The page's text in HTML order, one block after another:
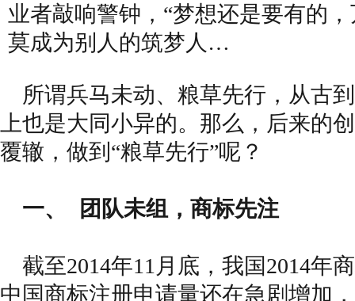
业者敲响警钟，“梦想还是要有的
莫成为别人的筑梦人…
所谓兵马未动、粮草先行，从古
上也是大同小异的。那么，后来的
覆辙，做到“粮草先行”呢？
一、 团队未组，商标先注
截至2014年11月底，我国2014年
中国商标注册申请量还在急剧增加